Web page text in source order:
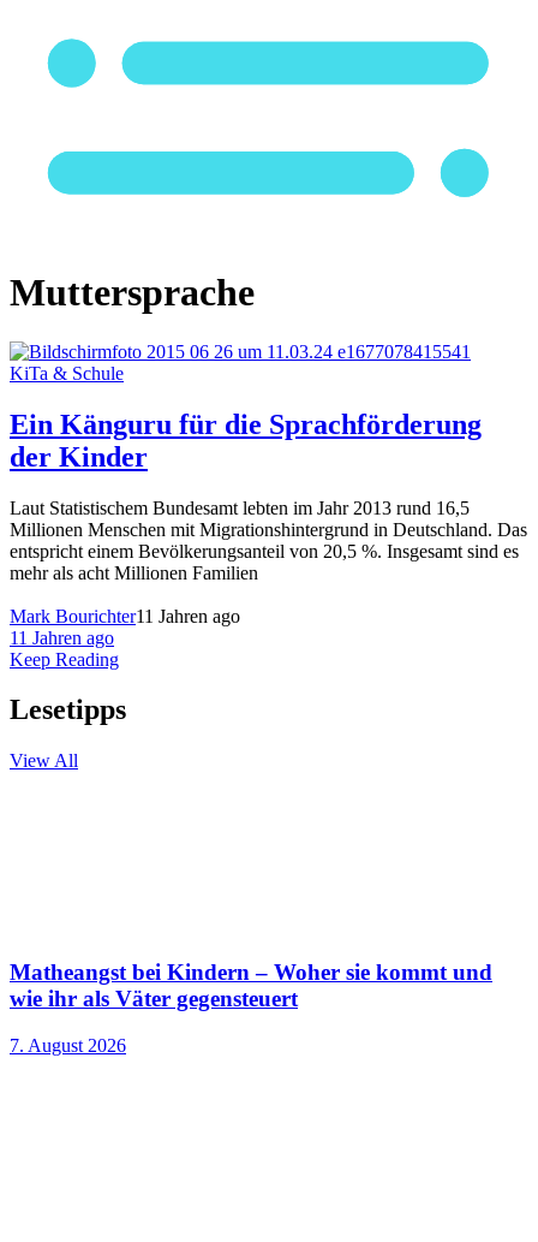
Muttersprache
KiTa & Schule
Ein Känguru für die Sprachförderung
der Kinder
Laut Statistischem Bundesamt lebten im Jahr 2013 rund 16,5
Millionen Menschen mit Migrationshintergrund in Deutschland. Das
entspricht einem Bevölkerungsanteil von 20,5 %. Insgesamt sind es
mehr als acht Millionen Familien
Mark Bourichter11 Jahren ago
11 Jahren ago
Keep Reading
Lesetipps
View All
Matheangst bei Kindern – Woher sie kommt und
wie ihr als Väter gegensteuert
7. August 2026